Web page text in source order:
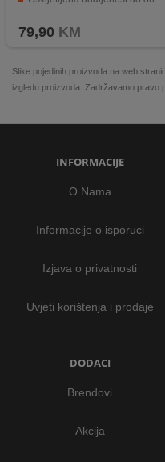
79,90 KM
Slike pojedinih proizvoda na web
izgledu proizvoda. Zadržavamo pravo
INFORMACIJE
O Nama
Informacije o isporuci
Izjava o privatnosti
Uvjeti korištenja i prodaje
DODACI
Brendovi
Akcija